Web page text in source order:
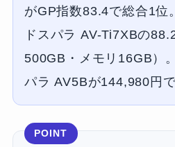
がGP指数83.4で総合1位
ドスパラ AV-Ti7XBの
500GB・メモリ16GB）
パラ AV5Bが144,980円で
POINT